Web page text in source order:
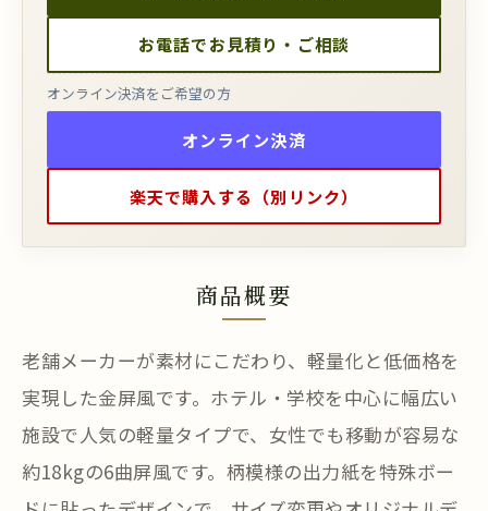
お電話でお見積り・ご相談
オンライン決済をご希望の方
オンライン決済
楽天で購入する（別リンク）
商品概要
老舗メーカーが素材にこだわり、軽量化と低価格を
実現した金屏風です。ホテル・学校を中心に幅広い
施設で人気の軽量タイプで、女性でも移動が容易な
約18kgの6曲屏風です。柄模様の出力紙を特殊ボー